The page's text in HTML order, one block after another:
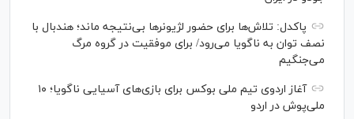
پاکدل: تلاش‌ها برای حضور لژیونر‌ها بی‌نتیجه ماند؛ هندبال با
نصف توان به ناگویا می‌رود/ برای موفقیت در گروه مرگ
می‌جنگیم
آغاز اردوی تیم ملی بوکس برای بازی‌های آسیایی ناگویا؛ ۱۰
ملی‌پوش در اردو